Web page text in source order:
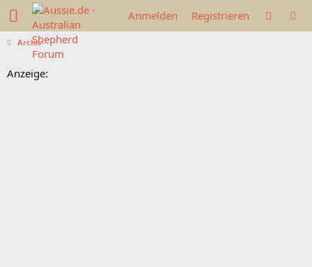
Anmelden Registrieren
Archiv
Anzeige: